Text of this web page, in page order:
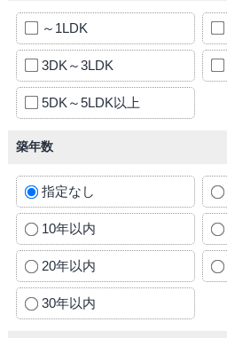
～1LDK
3DK～3LDK
5DK～5LDK以上
築年数
指定なし
10年以内
20年以内
30年以内